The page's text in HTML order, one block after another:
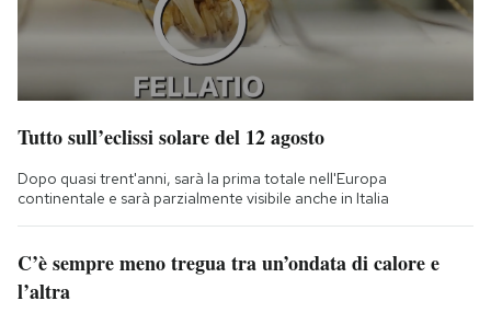
Tutto sull’eclissi solare del 12 agosto
Dopo quasi trent'anni, sarà la prima totale nell'Europa
continentale e sarà parzialmente visibile anche in Italia
C’è sempre meno tregua tra un’ondata di calore e
l’altra